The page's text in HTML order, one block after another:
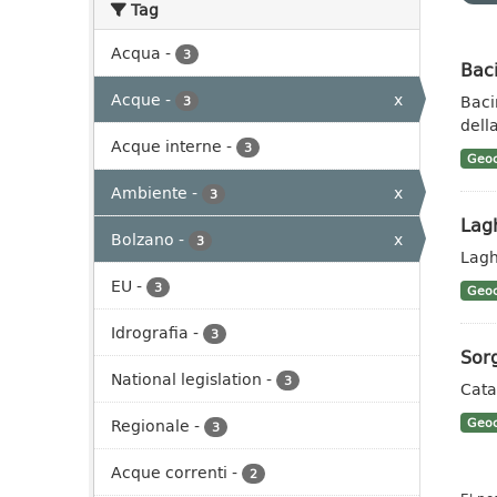
Tag
Acqua - 3
Acque - 3
x
Acque interne - 3
Ambiente - 3
x
Bolzano - 3
x
EU - 3
Idrografia - 3
National legislation - 3
Regionale - 3
Acque correnti - 2